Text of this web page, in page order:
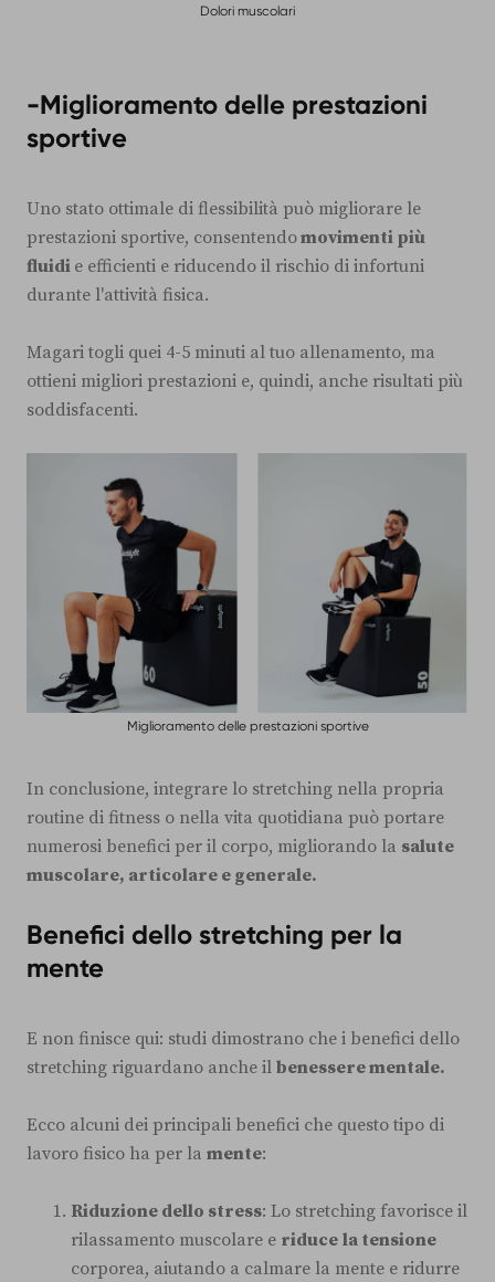
Dolori muscolari
-Miglioramento delle prestazioni
sportive
Uno stato ottimale di flessibilità può migliorare le
prestazioni sportive, consentendomovimenti più
fluidi e efficienti e riducendo il rischio di infortuni
durante l'attività fisica.
Magari togli quei 4-5 minuti al tuo allenamento, ma
ottieni migliori prestazioni e, quindi, anche risultati più
soddisfacenti.
Miglioramento delle prestazioni sportive
In conclusione, integrare lo stretching nella propria
routine di fitness o nella vita quotidiana può portare
numerosi benefici per il corpo, migliorando la salute
muscolare, articolare e generale.
Benefici dello stretching per la
mente
E non finisce qui: studi dimostrano che i benefici dello
stretching riguardano anche il benessere mentale.
Ecco alcuni dei principali benefici che questo tipo di
lavoro fisico ha per la mente:
Riduzione dello stress: Lo stretching favorisce il
rilassamento muscolare e riduce la tensione
corporea, aiutando a calmare la mente e ridurre